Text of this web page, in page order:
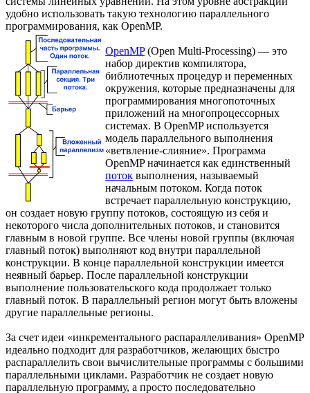
удобно использовать такую технологию параллельного
программирования, как OpenMP.
OpenMP(Open Multi-Processing) — это
набор директив компилятора,
библиотечных процедур и переменных
окружения, которые предназначены для
программирования многопоточных
приложений на многопроцессорных
системах. В OpenMP используется
модель параллельного выполнения
«ветвление-слияние». Программа
OpenMP начинается как единственный
поток выполнения, называемый
начальным потоком. Когда поток
встречает параллельную конструкцию,
он создает новую группу потоков, состоящую из себя и
некоторого числа дополнительных потоков, и становится
главным в новой группе. Все члены новой группы (включая
главный поток) выполняют код внутри параллельной
конструкции. В конце параллельной конструкции имеется
неявный барьер. После параллельной конструкции
выполнение пользовательского кода продолжает только
главный поток. В параллельный регион могут быть вложены
другие параллельные регионы.
За счет идеи «инкрементального распараллеливания» OpenMP
идеально подходит для разработчиков, желающих быстро
распараллелить свои вычислительные программы с большими
параллельными циклами. Разработчик не создает новую
параллельную программу, а просто последовательно